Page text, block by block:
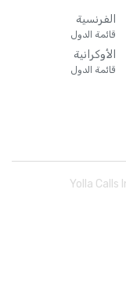
الفرنسية
قائمة الدول
الأوكرانية
قائمة الدول